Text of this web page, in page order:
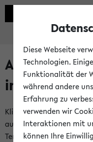
Alle
im eKVV
Klicken Sie auf das
auswählen möchten.
Termine imKalender
Diese Webseite
Technologien.
Funktionalität der
während andere
Erfahrung zu
verwenden wir
Interaktionen mit
können Ihre